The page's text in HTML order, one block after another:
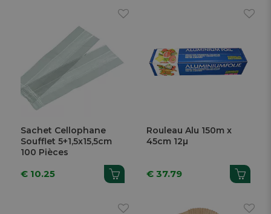
Sachet Cellophane
Soufflet 5+1,5x15,5cm
100 Pièces
€ 10.25
Rouleau Alu 150m x
45cm 12µ
€ 37.79